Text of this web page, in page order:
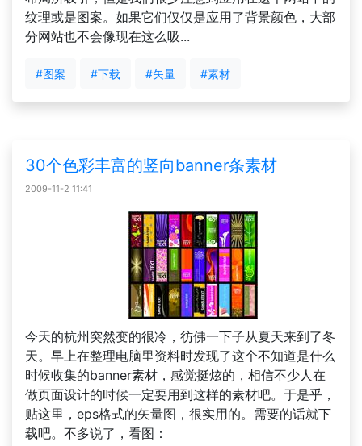
纹理或是图案。如果它们仅仅是应用了背景颜色，大部
分网站也不会像现在这么吸...
#图案 #下载 #矢量 #素材
30个色彩丰富的竖向banner条素材
2009-11-2 11:41
今天的杭州突然变的很冷，彷佛一下子从夏天来到了冬
天。早上在整理电脑里资料时发现了这个不知道是什么
时候收集的banner素材，感觉挺炫的，相信不少人在
做页面设计的时候一定要用到这样的素材吧。于是乎，
贴这里，eps格式的矢量图，很实用的。需要的话就下
载吧。不多说了，看图：